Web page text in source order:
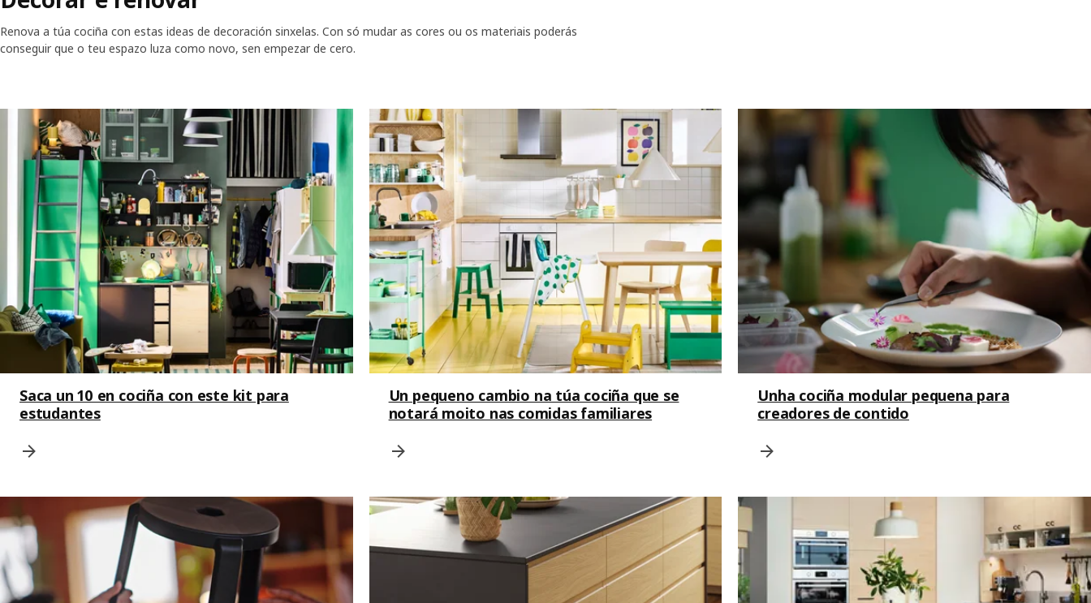
Renova a túa cociña con estas ideas de decoración sinxelas. Con só mudar as cores ou os materiais poderás
conseguir que o teu espazo luza como novo, sen empezar de cero.
Saca un 10 en cociña con este kit para
estudantes
Un pequeno cambio na túa cociña que se
notará moito nas comidas familiares
Unha cociña modular pequena para
creadores de contido